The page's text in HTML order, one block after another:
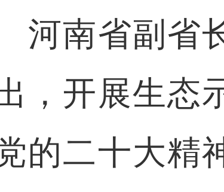
南省副省长
，开展生态
的二十大精